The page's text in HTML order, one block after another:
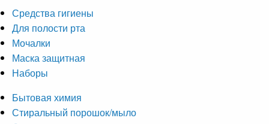
Средства гигиены
Для полости рта
Мочалки
Маска защитная
Наборы
Бытовая химия
Стиральный порошок/мыло